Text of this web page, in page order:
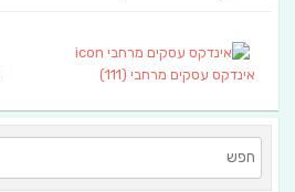
אינדקס עסקים מרחבי (111)